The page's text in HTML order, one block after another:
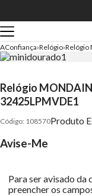
AConfiança Relógio Relógio
Relógio
32425LPMVDE1
108570Produto
Avise-Me
Para ser avisado
preencher os